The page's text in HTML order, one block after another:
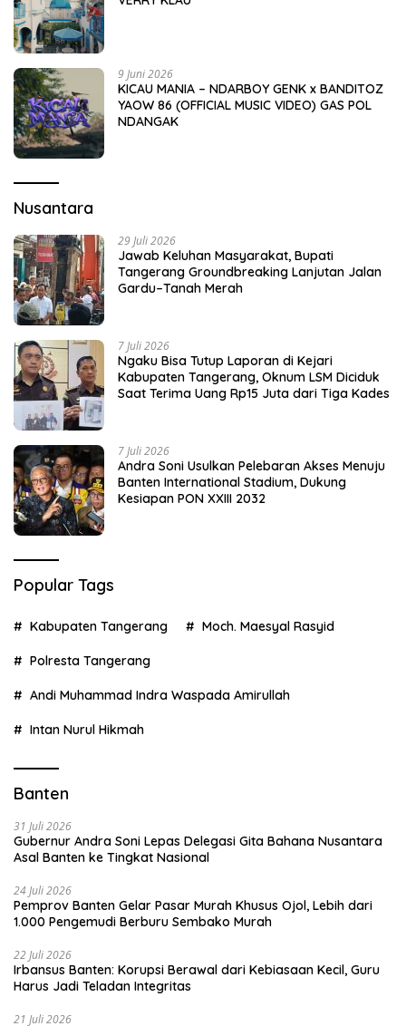
9 Juni 2026
KICAU MANIA – NDARBOY GENK x BANDITOZ
YAOW 86 (OFFICIAL MUSIC VIDEO) GAS POL
NDANGAK
Nusantara
29 Juli 2026
Jawab Keluhan Masyarakat, Bupati
Tangerang Groundbreaking Lanjutan Jalan
Gardu–Tanah Merah
7 Juli 2026
Ngaku Bisa Tutup Laporan di Kejari
Kabupaten Tangerang, Oknum LSM Diciduk
Saat Terima Uang Rp15 Juta dari Tiga Kades
7 Juli 2026
Andra Soni Usulkan Pelebaran Akses Menuju
Banten International Stadium, Dukung
Kesiapan PON XXIII 2032
Popular Tags
Kabupaten Tangerang Moch. Maesyal Rasyid
Polresta Tangerang
Andi Muhammad Indra Waspada Amirullah
Intan Nurul Hikmah
Banten
31 Juli 2026
Gubernur Andra Soni Lepas Delegasi Gita Bahana Nusantara
Asal Banten ke Tingkat Nasional
24 Juli 2026
Pemprov Banten Gelar Pasar Murah Khusus Ojol, Lebih dari
1.000 Pengemudi Berburu Sembako Murah
22 Juli 2026
Irbansus Banten: Korupsi Berawal dari Kebiasaan Kecil, Guru
Harus Jadi Teladan Integritas
21 Juli 2026